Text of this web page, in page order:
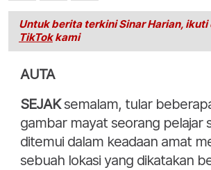
Untuk berita terkini Sinar Harian, ikuti
TikTokkami
AUTA
SEJAKsemalam, tular
gambar mayat seorang pelajar
ditemui dalam keadaan amat
sebuah lokasi yang dikatakan